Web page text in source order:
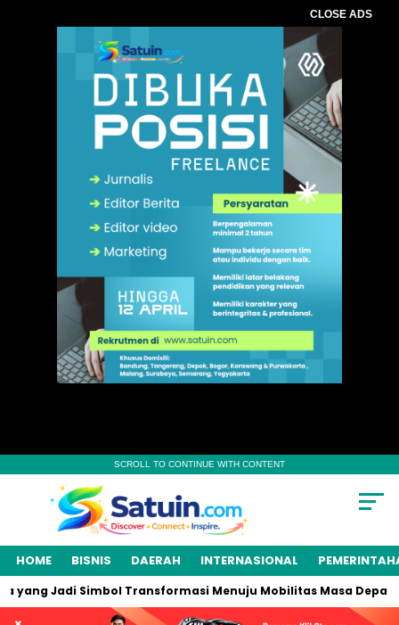
CLOSE ADS
SCROLL TO CONTINUE WITH CONTENT
HOME BISNIS DAERAH INTERNASIONAL
yang Jadi Simbol Transformasi Menuju Mobilitas Masa Depan